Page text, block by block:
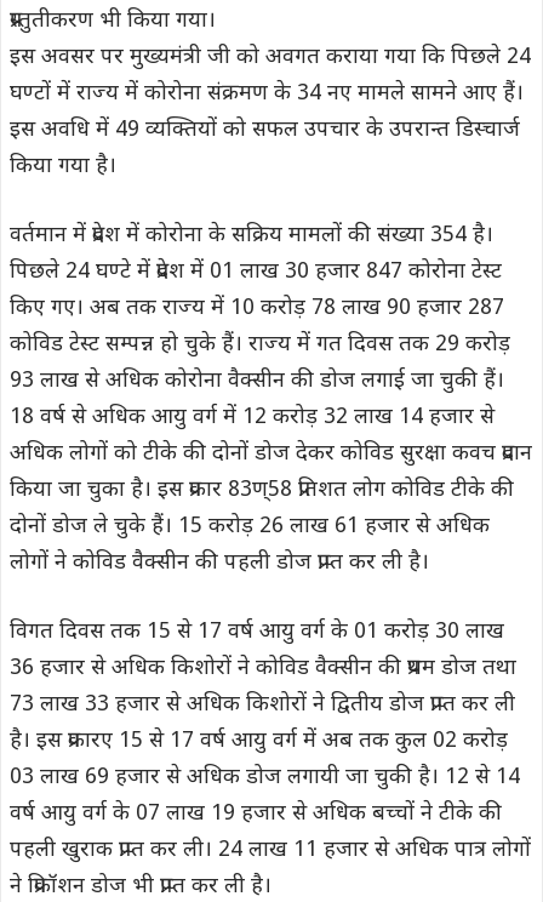
प्रस्तुतीकरण भी किया गया।
इस अवसर पर मुख्यमंत्री जी को अवगत कराया गया कि पिछले 24
घण्टों में राज्य में कोरोना संक्रमण के 34 नए मामले सामने आए हैं।
इस अवधि में 49 व्यक्तियों को सफल उपचार के उपरान्त डिस्चार्ज
किया गया है।
वर्तमान में प्रदेश में कोरोना के सक्रिय मामलों की संख्या 354 है।
पिछले 24 घण्टे में प्रदेश में 01 लाख 30 हजार 847 कोरोना टेस्ट
किए गए। अब तक राज्य में 10 करोड़ 78 लाख 90 हजार 287
कोविड टेस्ट सम्पन्न हो चुके हैं। राज्य में गत दिवस तक 29 करोड़
93 लाख से अधिक कोरोना वैक्सीन की डोज लगाई जा चुकी हैं।
18 वर्ष से अधिक आयु वर्ग में 12 करोड़ 32 लाख 14 हजार से
अधिक लोगों को टीके की दोनों डोज देकर कोविड सुरक्षा कवच प्रदान
किया जा चुका है। इस प्रकार 83ण्58 प्रतिशत लोग कोविड टीके की
दोनों डोज ले चुके हैं। 15 करोड़ 26 लाख 61 हजार से अधिक
लोगों ने कोविड वैक्सीन की पहली डोज प्राप्त कर ली है।
विगत दिवस तक 15 से 17 वर्ष आयु वर्ग के 01 करोड़ 30 लाख
36 हजार से अधिक किशोरों ने कोविड वैक्सीन की प्रथम डोज तथा
73 लाख 33 हजार से अधिक किशोरों ने द्वितीय डोज प्राप्त कर ली
है। इस प्रकारए 15 से 17 वर्ष आयु वर्ग में अब तक कुल 02 करोड़
03 लाख 69 हजार से अधिक डोज लगायी जा चुकी है। 12 से 14
वर्ष आयु वर्ग के 07 लाख 19 हजार से अधिक बच्चों ने टीके की
पहली खुराक प्राप्त कर ली। 24 लाख 11 हजार से अधिक पात्र लोगों
ने प्रिकॉशन डोज भी प्राप्त कर ली है।